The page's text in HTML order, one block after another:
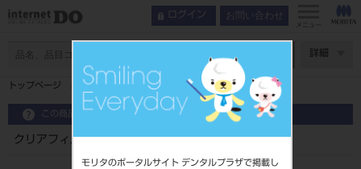
モリタのポータルサイト デンタルプラザで掲載し
ログイン お問い合わせ
メニュー
詳細
トップページ クリアフィル AD ファイバーポスト ⅡNo.5 10本
この商品に関するお問い合わせ
クリアフィル AD ファイバーポスト ⅡNo.5 10本